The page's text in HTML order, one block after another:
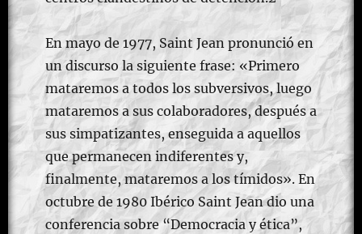
En mayo de 1977, Saint Jean pronunció en
un discurso la siguiente frase: «Primero
mataremos a todos los subversivos, luego
mataremos a sus colaboradores, después a
sus simpatizantes, enseguida a aquellos
que permanecen indiferentes y,
finalmente, mataremos a los tímidos».​ En
octubre de 1980 Ibérico Saint Jean dio una
conferencia sobre “Democracia y ética”,